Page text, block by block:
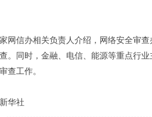
信办相关负责人介绍，网络安全审查
。同时，金融、电信、能源等重点行
查工作。
社